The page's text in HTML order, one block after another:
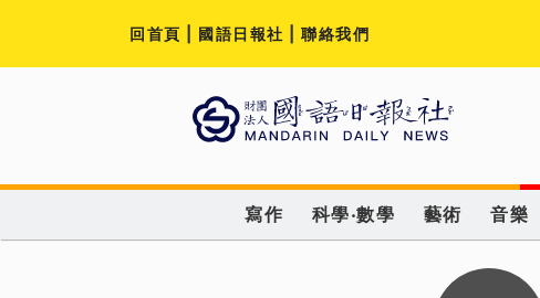
回首頁 國語日報社 聯絡我們
寫作 科學‧數學 藝術 音樂